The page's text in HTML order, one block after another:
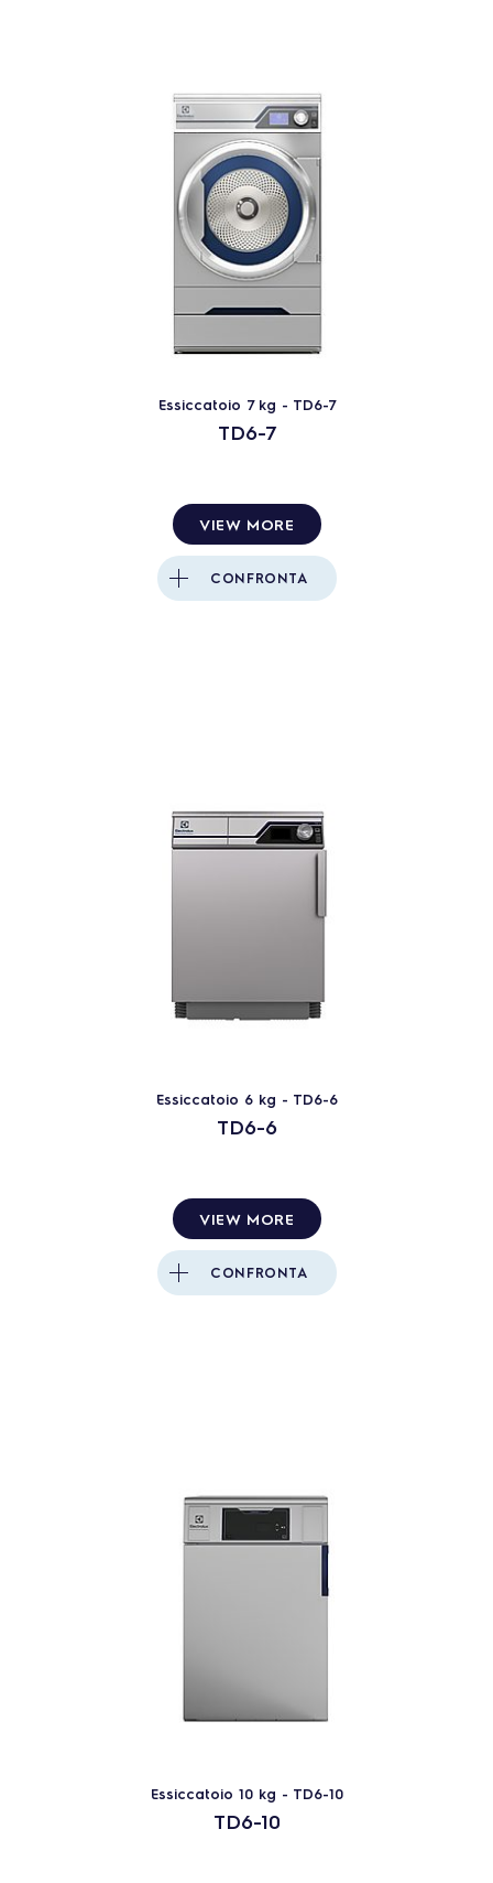
Essiccatoio 7 kg - TD6-7
TD6-7
VIEW MORE
CONFRONTA
Essiccatoio 6 kg - TD6-6
TD6-6
VIEW MORE
CONFRONTA
Essiccatoio 10 kg - TD6-10
TD6-10